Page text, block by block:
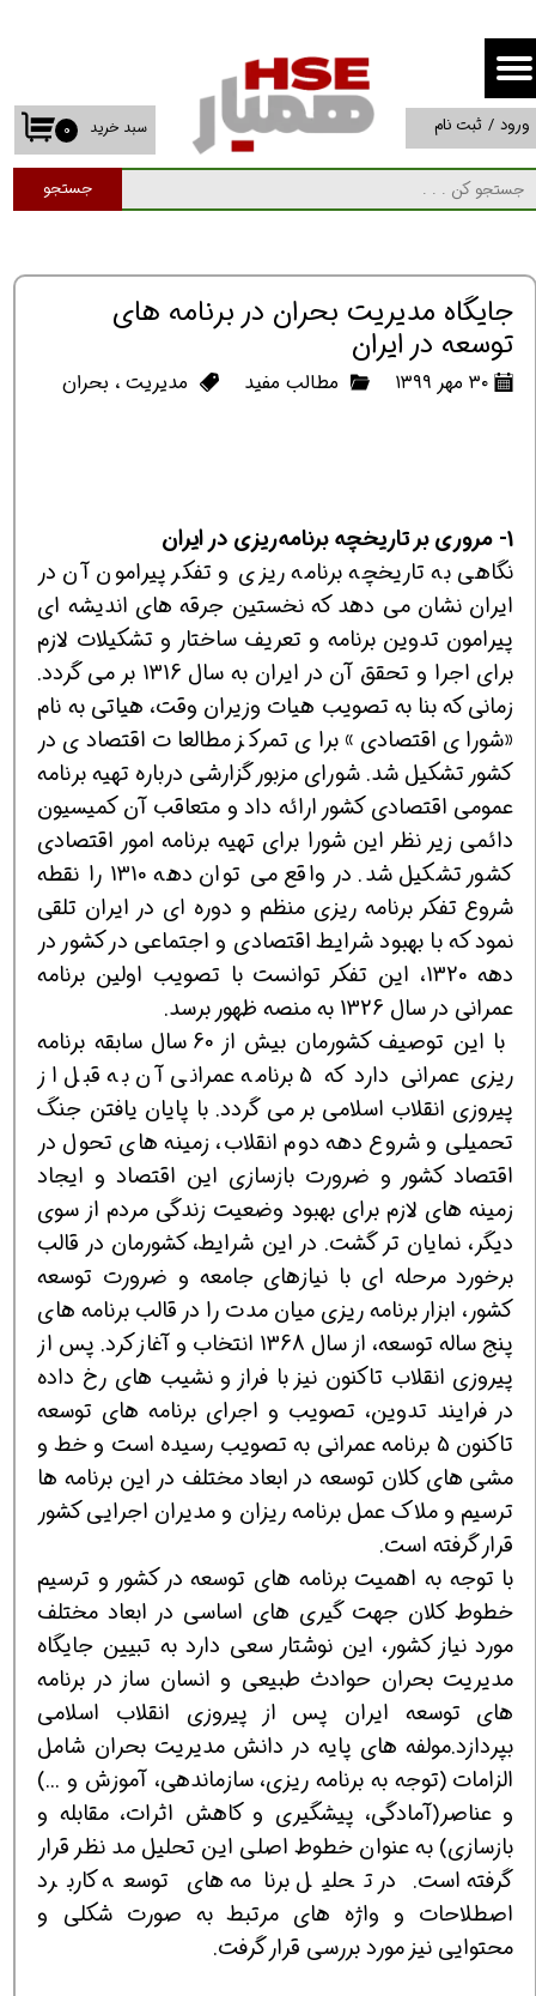
جستجو
۰ سبد خرید ورود / ثبت نام
حساب کاربری من
تغییر گذر واژه
سفارشات
جایگاه مدیریت بحران در برنامه های
توسعه در ایران
۳۰ مهر ۱۳۹۹ مطالب مفید مدیریت، بحران
1- مروری بر تاریخچه برنامه‌ریزی در ایران
نگاهی به تاریخچه برنامه ریزی و تفكر پیرامون آن در
ایران نشان می دهد كه نخستین جرقه های اندیشه ای
پیرامون تدوین برنامه و تعریف ساختار و تشكیلات لازم
برای اجرا و تحقق آن در ایران به سال 1316 بر می گردد.
زمانی كه بنا به تصویب هیات وزیران وقت، هیاتی به نام
«شورای اقتصادی» برای تمرکز مطالعات اقتصادی در
کشور تشکیل شد. شورای مزبور گزارشی درباره تهیه برنامه
عمومی اقتصادی کشور ارائه داد و متعاقب آن کمیسیون
دائمی زیر نظر این شورا برای تهیه برنامه امور اقتصادی
کشور تشکیل شد. در واقع می توان دهه 1310 را نقطه
شروع تفكر برنامه ریزی منظم و دوره ای در ایران تلقی
نمود كه با بهبود شرایط اقتصادی و اجتماعی در كشور در
دهه 1320، این تفكر توانست با تصویب اولین برنامه
عمرانی در سال 1326 به منصه ظهور برسد.
با این توصیف كشورمان بیش از 60 سال سابقه برنامه
ریزی عمرانی دارد كه 5 برنامه عمرانی آن به قبل از
پیروزی انقلاب اسلامی بر می گردد. با پایان یافتن جنگ
تحمیلی و شروع دهه دوم انقلاب، زمینه های تحول در
اقتصاد كشور و ضرورت بازسازی این اقتصاد و ایجاد
زمینه های لازم برای بهبود وضعیت زندگی مردم از سوی
دیگر، نمایان تر گشت. در این شرایط، كشورمان در قالب
برخورد مرحله ای با نیازهای جامعه و ضرورت توسعه
كشور، ابزار برنامه ریزی میان مدت را در قالب برنامه های
پنج ساله توسعه، از سال 1368 انتخاب و آغاز كرد. پس از
پیروزی انقلاب تاكنون نیز با فراز و نشیب های رخ داده
در فرایند تدوین، تصویب و اجرای برنامه های توسعه
تاكنون 5 برنامه عمرانی به تصویب رسیده است و خط و
مشی های كلان توسعه در ابعاد مختلف در این برنامه ها
ترسیم و ملاك عمل برنامه ریزان و مدیران اجرایی كشور
قرار گرفته است.
با توجه به اهمیت برنامه های توسعه در كشور و ترسیم
خطوط كلان جهت گیری های اساسی در ابعاد مختلف
مورد نیاز كشور، این نوشتار سعی دارد به تبیین جایگاه
مدیریت بحران حوادث طبیعی و انسان ساز در برنامه
های توسعه ایران پس از پیروزی انقلاب اسلامی
بپردازد.مولفه های پایه در دانش مدیریت بحران شامل
الزامات (توجه به برنامه ریزی، سازماندهی، آموزش و ...)
و عناصر(آمادگی، پیشگیری و كاهش اثرات، مقابله و
بازسازی) به عنوان خطوط اصلی این تحلیل مد نظر قرار
گرفته است. در تحلیل برنامه های توسعه كاربرد
اصطلاحات و واژه های مرتبط به صورت شكلی و
محتوایی نیز مورد بررسی قرار گرفت.